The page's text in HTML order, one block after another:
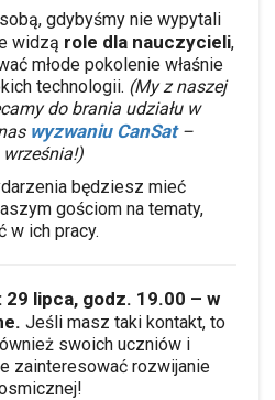
gdybyśmy nie wypytali
widzą role dla nauczycieli,
młode pokolenie właśnie
technologii. (My z naszej
do brania udziału w
wyzwaniu CanSat–
będziesz mieć
gościom na tematy,
w ich pracy.
29 lipca, godz. 19.00 – w
Jeśli masz taki kontakt, to
swoich uczniów i
zainteresować rozwijanie